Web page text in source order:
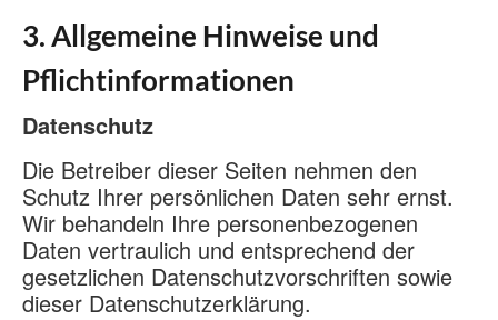
3. Allgemeine Hinweise und
Pflichtinformationen
Datenschutz
Die Betreiber dieser Seiten nehmen den
Schutz Ihrer persönlichen Daten sehr ernst.
Wir behandeln Ihre personenbezogenen
Daten vertraulich und entsprechend der
gesetzlichen Datenschutzvorschriften sowie
dieser Datenschutzerklärung.